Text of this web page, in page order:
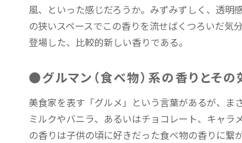
風、といった感じだろうか。みずみずしく、透
の狭いスペースでこの香りを流せばくつろいだ気
登場した、比較的新しい香りである。
●グルマン（食べ物）系の香りとその
美食家を表す「グルメ」という言葉があるが、ま
ミルクやバニラ、あるいはチョコレート、キャ
の香りは子供の頃に好きだった食べ物の香りに繋